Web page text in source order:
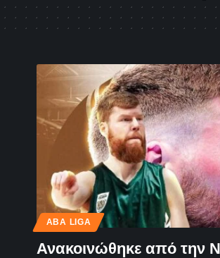
ABA LIGA
Ανακοινώθηκε από την